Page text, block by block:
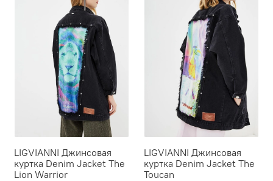
LIGVIANNI Джинсовая
куртка Denim Jacket The
Lion Warrior
LIGVIANNI Джинсовая
куртка Denim Jacket The
Toucan